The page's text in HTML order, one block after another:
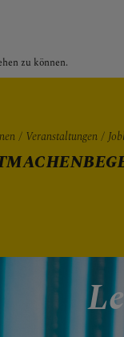
zu können.
Personen
Veranstaltungen